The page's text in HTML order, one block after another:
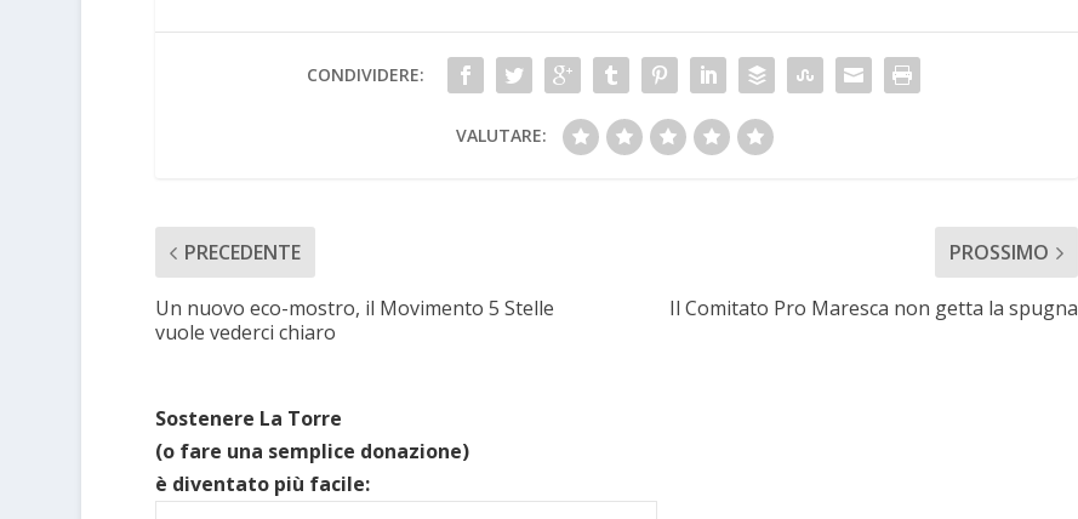
CONDIVIDERE:
VALUTARE:
PRECEDENTE
Un nuovo eco-mostro, il Movimento 5 Stelle
vuole vederci chiaro
PROSSIMO
Il Comitato Pro Maresca non getta la spugna
Sostenere La Torre
(o fare una semplice donazione)
è diventato più facile: